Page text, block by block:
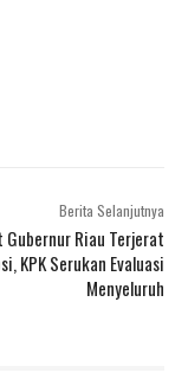
Berita Selanjutnya
Gubernur Riau Terjerat
KPK Serukan Evaluasi
Menyeluruh